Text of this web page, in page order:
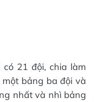
21 đội, chia làm
bảng ba đội và
nhất và nhì bảng